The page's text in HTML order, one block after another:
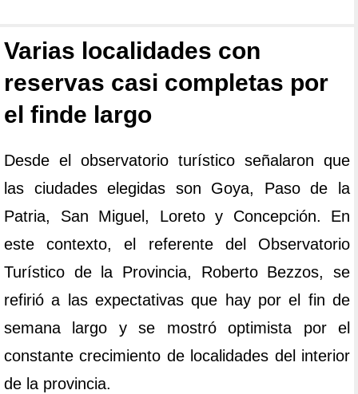
Varias localidades con
reservas casi completas por
el finde largo
Desde el observatorio turístico señalaron que
las ciudades elegidas son Goya, Paso de la
Patria, San Miguel, Loreto y Concepción. En
este contexto, el referente del Observatorio
Turístico de la Provincia, Roberto Bezzos, se
refirió a las expectativas que hay por el fin de
semana largo y se mostró optimista por el
constante crecimiento de localidades del interior
de la provincia.